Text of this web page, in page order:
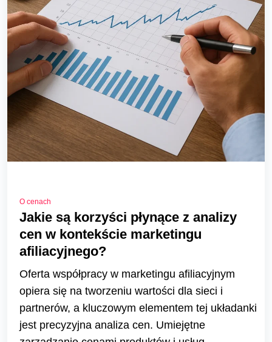
O cenach
Jakie są korzyści płynące z analizy
cen w kontekście marketingu
afiliacyjnego?
Oferta współpracy w marketingu afiliacyjnym
opiera się na tworzeniu wartości dla sieci i
partnerów, a kluczowym elementem tej układanki
jest precyzyjna analiza cen. Umiejętne